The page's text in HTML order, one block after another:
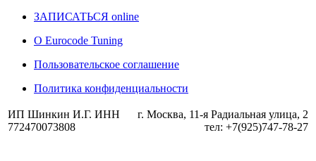
ЗАПИСАТЬСЯ online
О Eurocode Tuning
Пользовательское соглашение
Политика конфиденциальности
ИП Шинкин И.Г. ИНН
772470073808
г. Москва, 11-я Радиальная улица, 2
тел: +7(925)747-78-27